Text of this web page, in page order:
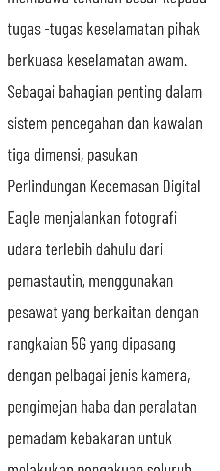
tugas -tugas keselamatan pihak
berkuasa keselamatan awam.
Sebagai bahagian penting dalam
sistem pencegahan dan kawalan
tiga dimensi, pasukan
Perlindungan Kecemasan Digital
Eagle menjalankan fotografi
udara terlebih dahulu dari
pemastautin, menggunakan
pesawat yang berkaitan dengan
rangkaian 5G yang dipasang
dengan pelbagai jenis kamera,
pengimejan haba dan peralatan
pemadam kebakaran untuk